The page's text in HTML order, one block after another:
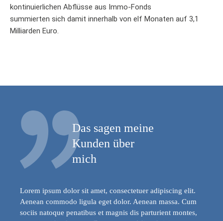
kontinuierlichen Abflüsse aus Immo-Fonds
summierten sich damit innerhalb von elf Monaten auf 3,1
Milliarden Euro.
Das sagen meine
Kunden über
mich
Lorem ipsum dolor sit amet, consectetuer adipiscing elit.
Aenean commodo ligula eget dolor. Aenean massa. Cum
sociis natoque penatibus et magnis dis parturient montes,